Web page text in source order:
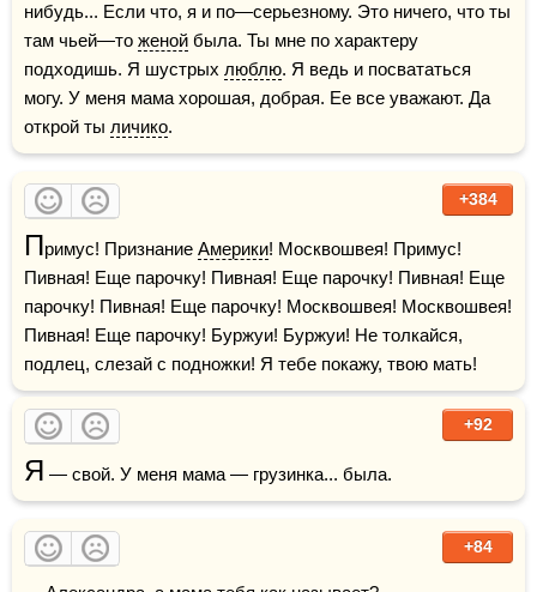
нибудь... Если что, я и по—серьезному. Это ничего, что ты
там чьей—то женой была. Ты мне по характеру
подходишь. Я шустрых люблю. Я ведь и посвататься
могу. У меня мама хорошая, добрая. Ее все уважают. Да
открой ты личико.
+384
Примус! Признание Америки! Москвошвея! Примус!
Пивная! Еще парочку! Пивная! Еще парочку! Пивная! Еще
парочку! Пивная! Еще парочку! Москвошвея! Москвошвея!
Пивная! Еще парочку! Буржуи! Буржуи! Не толкайся,
подлец, слезай с подножки! Я тебе покажу, твою мать!
+92
Я — свой. У меня мама — грузинка... была.
+84